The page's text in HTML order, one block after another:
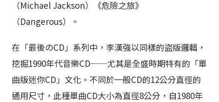
（Michael Jackson）《危險之旅》
（Dangerous）。
在「最後のCD」系列中，李漢強以同樣的盜版邏輯，
挖掘1990年代音樂CD──尤其是全盛時期特有的「單
曲版迷你CD」文化。不同於一般CD的12公分直徑的
通用尺寸，此種單曲CD大小為直徑8公分，自1980年